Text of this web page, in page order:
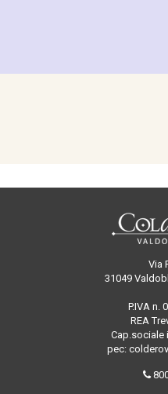
Via
31049
P.IVA n.
REA
Cap.sociale
pec: